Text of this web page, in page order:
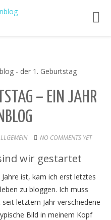
– EIN JAHR
NO COMMENTS YET
wir gestartet
ist, kam ich erst letztes
zu bloggen. Ich muss
letztem Jahr verschiedene
Bild in meinem Kopf